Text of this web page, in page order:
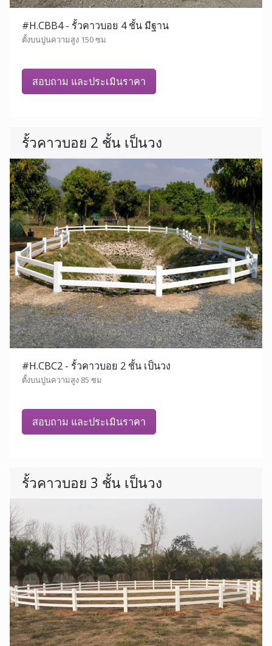
#H.CBB4 - รั้วคาวบอย 4 ชั้น มีฐาน
ตั้งบนปูนความสูง 150 ซม
สอบถาม และประเมินราคา
รั้วคาวบอย 2 ชั้น เป็นวง
#H.CBC2 - รั้วคาวบอย 2 ชั้น เป็นวง
ตั้งบนปูนความสูง 85 ซม
สอบถาม และประเมินราคา
รั้วคาวบอย 3 ชั้น เป็นวง